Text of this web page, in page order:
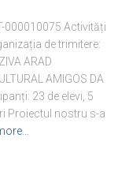
000010075 Activități
de trimitere:
ARAD
AMIGOS DA
23 de elevi, 5
Proiectul nostru s-a